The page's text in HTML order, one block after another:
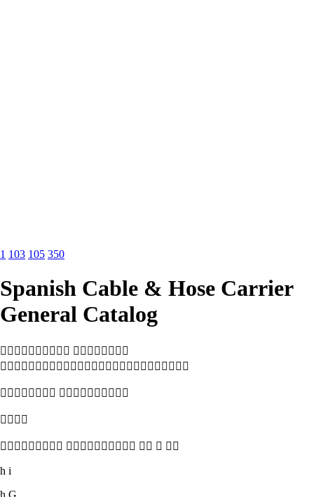
1 103 105 350
Spanish Cable & Hose Carrier
General Catalog
 

 

    
h i
h G